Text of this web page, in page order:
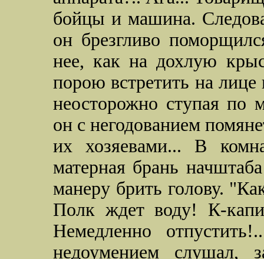
бойцы и машина.
он брезгливо
нее, как на дохлую
порою встретить на лице
неосторожно ступая по
он с негодованием
их хозяевами... В
матерная брань
манеру брить голову.
Полк ждет воду! К-
Немедленно
недоумением слушал,